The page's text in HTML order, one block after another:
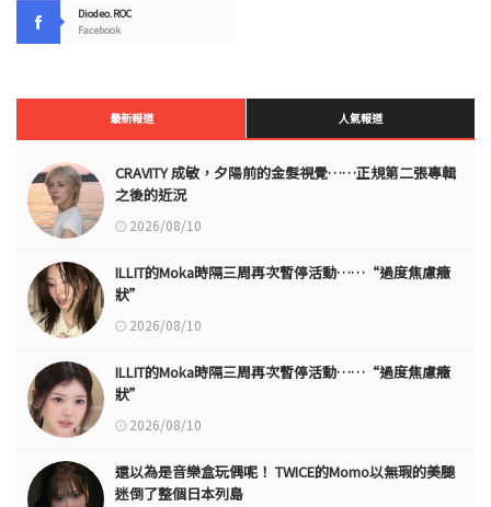
Diodeo.ROC
Facebook
最新報道 人氣報道
CRAVITY 成敏，夕陽前的金髮視覺……正規第二張專輯
之後的近況
2026/08/10
ILLIT的Moka時隔三周再次暫停活動……“過度焦慮癥
狀”
2026/08/10
ILLIT的Moka時隔三周再次暫停活動……“過度焦慮癥
狀”
2026/08/10
還以為是音樂盒玩偶呢！ TWICE的Momo以無瑕的美腿
迷倒了整個日本列島